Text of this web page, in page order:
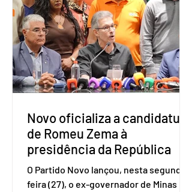
e Pequenas Empresas (Sebrae),
realizado a partir de dados do Instituto
Brasileiro de Geografia e Estatística
(IBGE). O estudo do Sebrae mostra que,
no quarto trimestre de 2025, os
empreendedores 60+ formalizados
atingiram o maior rendime
Novo oficializa a candidatura
de Romeu Zema à
presidência da República
O Partido Novo lançou, nesta segunda-
feira (27), o ex-governador de Minas